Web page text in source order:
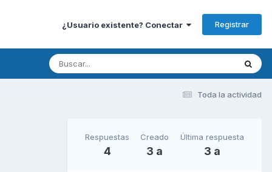
¿Usuario existente? Conectar Registrar
Toda la actividad
Respuestas
4
Creado
3 a
Última respuesta
3 a